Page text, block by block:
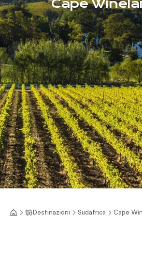
Cape
Destinazioni Sudafrica Cape